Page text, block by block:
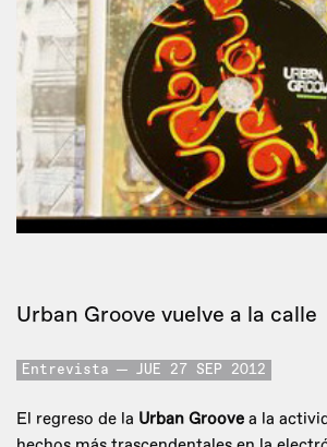
Urban Groove vuelve a la calle
Entrevista JUE 27 SEP 2012
El regreso de la Urban Groove a la